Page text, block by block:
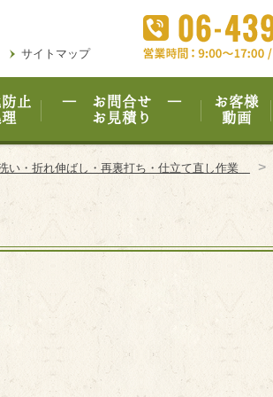
サイトマップ
止
― お問合せ ―
お見積り
お客様
動画
い・折れ伸ばし・再裏打ち・仕立て直し作業 >